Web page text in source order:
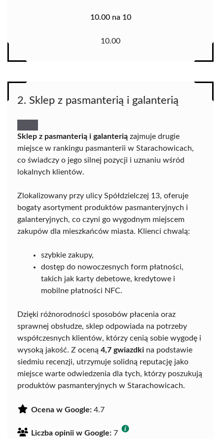
10.00 na 10
10.00
2. Sklep z pasmanterią i galanterią
Sklep z pasmanterią i galanterią zajmuje drugie
miejsce w rankingu pasmanterii w Starachowicach,
co świadczy o jego silnej pozycji i uznaniu wśród
lokalnych klientów.
Zlokalizowany przy ulicy Spółdzielczej 13, oferuje
bogaty asortyment produktów pasmanteryjnych i
galanteryjnych, co czyni go wygodnym miejscem
zakupów dla mieszkańców miasta. Klienci chwalą:
szybkie zakupy,
dostęp do nowoczesnych form płatności,
takich jak karty debetowe, kredytowe i
mobilne płatności NFC.
Dzięki różnorodności sposobów płacenia oraz
sprawnej obsłudze, sklep odpowiada na potrzeby
współczesnych klientów, którzy cenią sobie wygodę i
wysoką jakość. Z oceną 4,7 gwiazdki na podstawie
siedmiu recenzji, utrzymuje solidną reputację jako
miejsce warte odwiedzenia dla tych, którzy poszukują
produktów pasmanteryjnych w Starachowicach.
Ocena w Google: 4.7
Liczba opinii w Google: 7